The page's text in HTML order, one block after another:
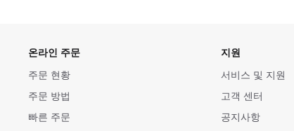
온라인 주문
주문 현황
주문 방법
빠른 주문
지원
서비스 및 지원
고객 센터
공지사항